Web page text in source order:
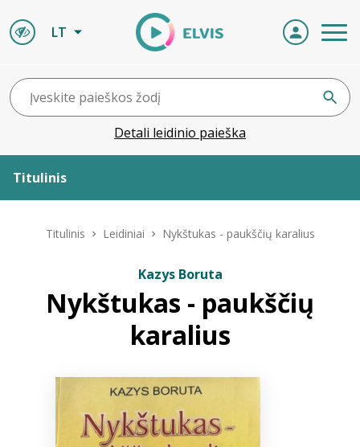
LT
Detali leidinio paieška
Titulinis
ELVIS atvyksta
Titulinis Leidiniai Nykštukas - paukščių karalius
Kazys Boruta
Nykštukas - paukščių
karalius